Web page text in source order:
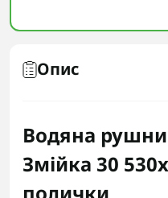
Опис
Водяна
Змійка 30